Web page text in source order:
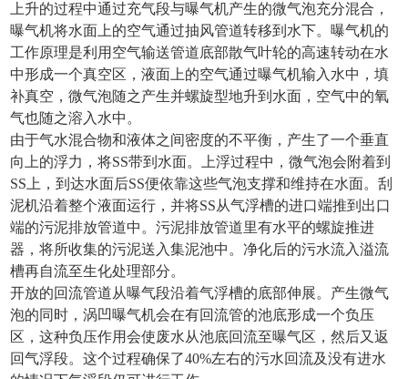
上升的过程中通过充气段与曝气机产生的微气泡充分混合，
曝气机将水面上的空气通过抽风管道转移到水下。曝气机的
工作原理是利用空气输送管道底部散气叶轮的高速转动在水
中形成一个真空区，液面上的空气通过曝气机输入水中，填
补真空，微气泡随之产生并螺旋型地升到水面，空气中的氧
气也随之溶入水中。
由于气水混合物和液体之间密度的不平衡，产生了一个垂直
向上的浮力，将SS带到水面。上浮过程中，微气泡会附着到
SS上，到达水面后SS便依靠这些气泡支撑和维持在水面。刮
泥机沿着整个液面运行，并将SS从气浮槽的进口端推到出口
端的污泥排放管道中。污泥排放管道里有水平的螺旋推进
器，将所收集的污泥送入集泥池中。净化后的污水流入溢流
槽再自流至生化处理部分。
开放的回流管道从曝气段沿着气浮槽的底部伸展。产生微气
泡的同时，涡凹曝气机会在有回流管的池底形成一个负压
区，这种负压作用会使废水从池底回流至曝气区，然后又返
回气浮段。这个过程确保了40%左右的污水回流及没有进水